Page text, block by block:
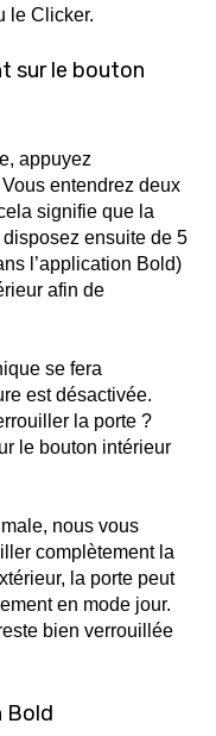
le Clicker.
sur le bouton
appuyez
entendrez deux
signifie que la
ensuite de 5
l’application Bold)
afin de
se fera
est désactivée.
la porte ?
le bouton intérieur
nous vous
complètement la
la porte peut
en mode jour.
bien verrouillée
Bold